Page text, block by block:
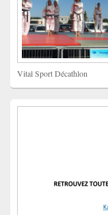
Vital Sport Décathlon